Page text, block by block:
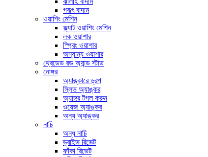
গরূৎ বাদাম
ওয়াশিং মেশিন
ফ্ল্যাট ওয়াশিং মেশিন
লক ওয়াশার
স্প্রিং ওয়াশার
অন্যান্য ওয়াশার
থ্রেডেড রড অ্যান্ড স্টাড
নোঙ্গর
অ্যাঙ্কারে ড্রপ
স্লিভ অ্যাঙ্কর
অ্যাঙ্গর টগল করুন
ওয়েজ অ্যাঙ্কর
অন্য অ্যাঙ্কর
নাচি
অন্ধ নাচি
ড্রাইভ রিভেট
ফাঁকা রিভেট